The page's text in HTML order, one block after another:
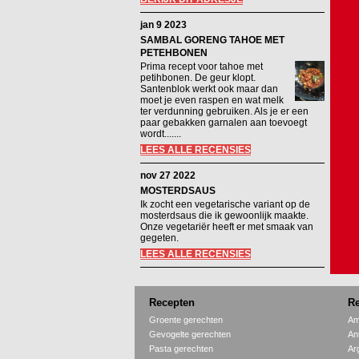
jan 9 2023
SAMBAL GORENG TAHOE MET
PETEHBONEN
Prima recept voor tahoe met
petihbonen. De geur klopt.
Santenblok werkt ook maar dan
moet je even raspen en wat melk
ter verdunning gebruiken. Als je er een
paar gebakken garnalen aan toevoegt
wordt.......
LEES ALLE RECENSIES
nov 27 2022
MOSTERDSAUS
Ik zocht een vegetarische variant op de
mosterdsaus die ik gewoonlijk maakte.
Onze vegetariër heeft er met smaak van
gegeten.
LEES ALLE RECENSIES
Recepten
Groente gerechten
Gevogelte gerechten
Pasta gerechten